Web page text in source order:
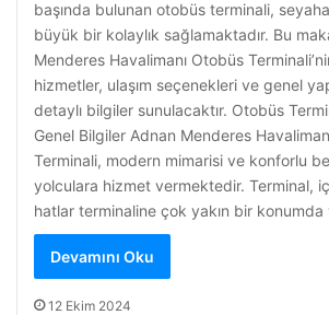
başında bulunan otobüs terminali,
büyük bir kolaylık sağlamaktadır. Bu
Menderes Havalimanı Otobüs
hizmetler, ulaşım seçenekleri ve genel
detaylı bilgiler sunulacaktır. Otobüs
Genel Bilgiler Adnan Menderes
Terminali, modern mimarisi ve konforlu
yolculara hizmet vermektedir. Terminal,
hatlar terminaline çok yakın bir konumda
Devamını Oku
12 Ekim 2024